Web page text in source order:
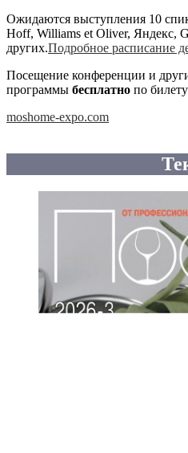
Ожидаются выступления 10
Hoff, Williams et Oliver, Яндекс,
других.Подробное расписание
Посещение конференции и
программы бесплатно по
moshome-expo.com